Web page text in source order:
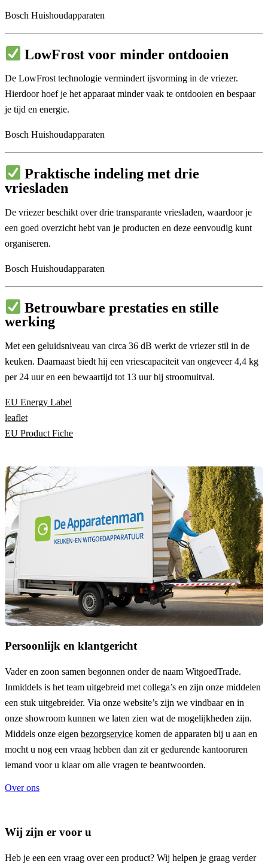
Bosch Huishoudapparaten
LowFrost voor minder ontdooien
De LowFrost technologie vermindert ijsvorming in de vriezer.
Hierdoor hoef je het apparaat minder vaak te ontdooien en bespaar
je tijd en energie.
Bosch Huishoudapparaten
Praktische indeling met drie
vriesladen
De vriezer beschikt over drie transparante vriesladen, waardoor je
een goed overzicht hebt van je producten en deze eenvoudig kunt
organiseren.
Bosch Huishoudapparaten
Betrouwbare prestaties en stille
werking
Met een geluidsniveau van circa 36 dB werkt de vriezer stil in de
keuken. Daarnaast biedt hij een vriescapaciteit van ongeveer 4,4 kg
per 24 uur en een bewaartijd tot 13 uur bij stroomuitval.
EU Energy Label
leaflet
EU Product Fiche
Persoonlijk en klantgericht
Vader en zoon samen begonnen onder de naam WitgoedTrade.
Inmiddels is het team uitgebreid met collega’s en zijn onze middelen
een stuk uitgebreider. Via onze website’s zijn we vindbaar en in
onze showroom kunnen we laten zien wat de mogelijkheden zijn.
Middels onze eigen bezorgservice komen de apparaten bij u aan en
mocht u nog een vraag hebben dan zit er gedurende kantooruren
iemand voor u klaar om alle vragen te beantwoorden.
Over ons
Wij zijn er voor u
Heb je een een vraag over een product? Wij helpen je graag verder